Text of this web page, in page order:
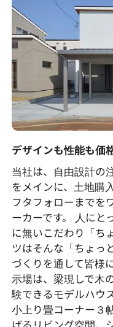
デザインも性能も価
当社は、自由設計の
をメインに、土地購
フタフォローまでを
ーカーです。 人にと
に無いこだわり「ち
ツはそんな「ちょっ
づくりを通して皆様
示場は、梁現しで木
験できるモデルハウ
小上り畳コーナー３